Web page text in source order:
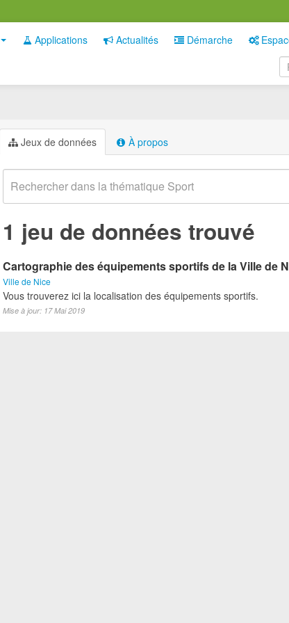
Applications Actualités Démarche
Jeux de données À propos
1 jeu de données trouvé
Cartographie des équipements sportifs de la Ville de
Ville de Nice
Vous trouverez ici la localisation des équipements sportifs.
Mise à jour: 17 Mai 2019